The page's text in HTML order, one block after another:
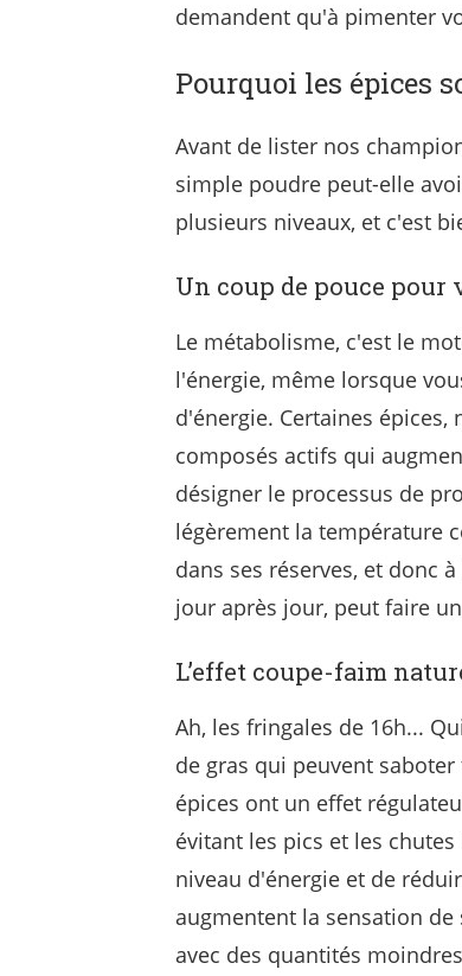
demandent qu'à pimenter
Pourquoi les épices
Avant de lister nos
simple poudre peut-elle
plusieurs niveaux, et c'est
Un coup de pouce pour
Le métabolisme, c'est le
l'énergie, même lorsque
d'énergie. Certaines
composés actifs qui
désigner le processus de
légèrement la température
dans ses réserves, et donc
jour après jour, peut faire
L’effet coupe-faim
Ah, les fringales de 16h...
de gras qui peuvent
épices ont un effet
évitant les pics et les
niveau d'énergie et de
augmentent la sensation
avec des quantités